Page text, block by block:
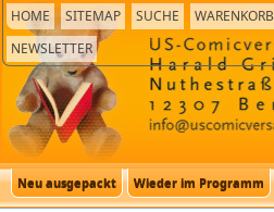
HOME SITEMAP SUCHE WARENKORB
NEWSLETTER
Neu ausgepackt Wieder im Programm